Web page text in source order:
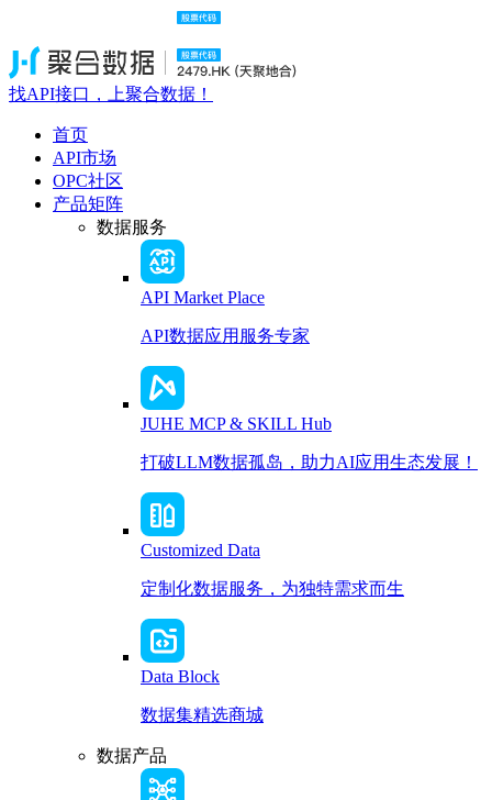
找API接口，上聚合数据！
首页
API市场
OPC社区
产品矩阵
数据服务
API Market Place
API数据应用服务专家
JUHE MCP & SKILL Hub
打破LLM数据孤岛，助力AI应用生态发展！
Customized Data
定制化数据服务，为独特需求而生
Data Block
数据集精选商城
数据产品